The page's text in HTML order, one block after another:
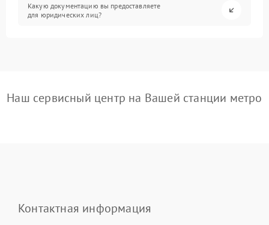
Какую документацию вы предоставляете
для юридических лиц?
Наш сервисный центр на Вашей станции метро
Контактная информация